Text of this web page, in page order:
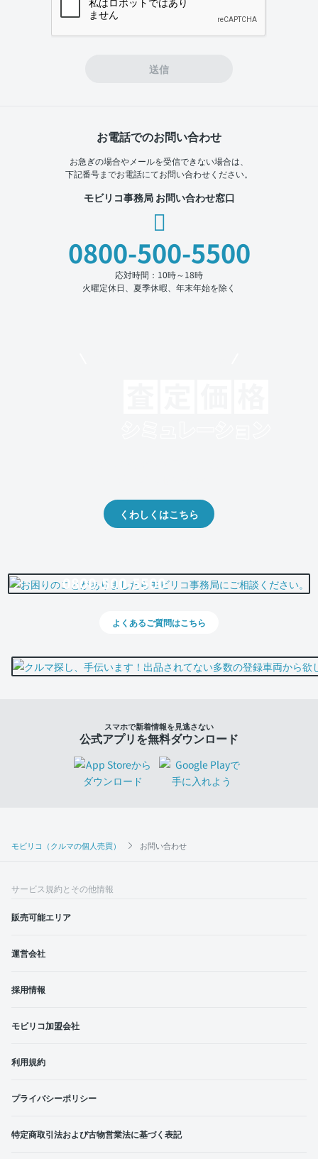
モビリコ（クルマの個人売買） お問い合わせ
送信
お電話でのお問い合わせ
お急ぎの場合やメールを受信できない場合は、
下記番号までお電話にてお問い合わせください。
モビリコ事務局 お問い合わせ窓口
0800-500-5500
応対時間：10時～18時
火曜定休日、夏季休暇、年末年始を除く
くわしくはこちら
0800-500-5500
よくあるご質問はこちら
スマホで新着情報を見逃さない
公式アプリを無料ダウンロード
サービス規約とその他情報
販売可能エリア
運営会社
採用情報
モビリコ加盟会社
利用規約
プライバシーポリシー
特定商取引法および古物営業法に基づく表記